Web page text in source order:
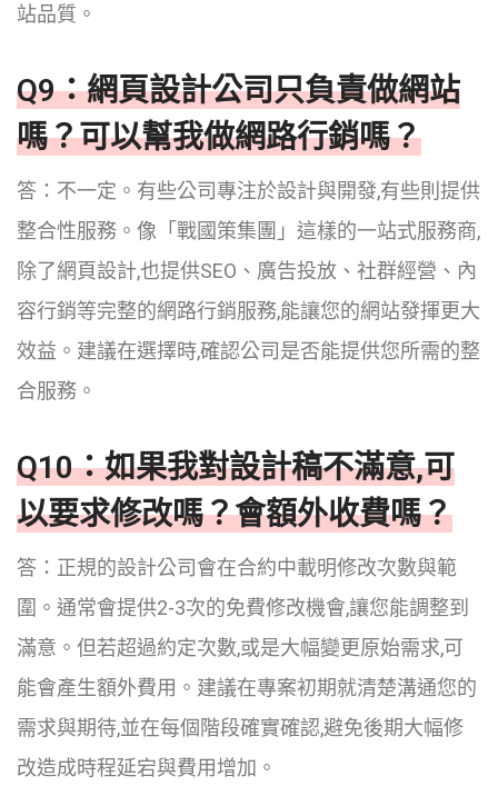
站品質。
Q9：網頁設計公司只負責做網站
嗎？可以幫我做網路行銷嗎？
答：不一定。有些公司專注於設計與開發,有些則提供
整合性服務。像「戰國策集團」這樣的一站式服務商,
除了網頁設計,也提供SEO、廣告投放、社群經營、內
容行銷等完整的網路行銷服務,能讓您的網站發揮更大
效益。建議在選擇時,確認公司是否能提供您所需的整
合服務。
Q10：如果我對設計稿不滿意,可
以要求修改嗎？會額外收費嗎？
答：正規的設計公司會在合約中載明修改次數與範
圍。通常會提供2-3次的免費修改機會,讓您能調整到
滿意。但若超過約定次數,或是大幅變更原始需求,可
能會產生額外費用。建議在專案初期就清楚溝通您的
需求與期待,並在每個階段確實確認,避免後期大幅修
改造成時程延宕與費用增加。